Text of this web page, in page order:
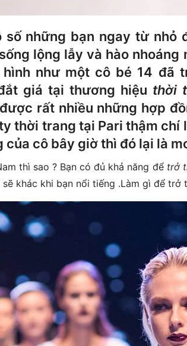
số những bạn ngay từ nhỏ
lộng lẫy và hào nhoáng
như một cô bé 14 đã
giá tại thương hiệu thời
rất nhiều những hợp
thời trang tại Pari thậm
của cô bây giờ thì đó lại là
thì sao ? Bạn có đủ khả năng để trở
sẽ khác khi bạn nổi tiếng .Làm gì để trở